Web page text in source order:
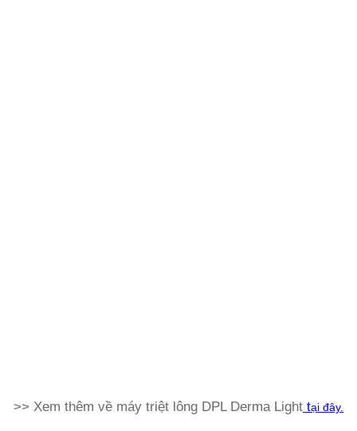
>> Xem thêm về máy triệt lông DPL Derma Light tại đây.